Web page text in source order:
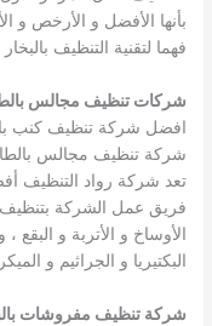
بأنها الأفضل و الأرخص و
فهما لتقنية التنظيف
شركات تنظيف مجالس
افضل شركة تنظيف كنب
شركة تنظيف مجالس
تعد شركة رواد التنظيف
فريق عمل الشركة بتنظيف
الأوساخ و الأتربة و البقع
البكتيريا و الجراثيم و
شركة تنظيف مفروشات